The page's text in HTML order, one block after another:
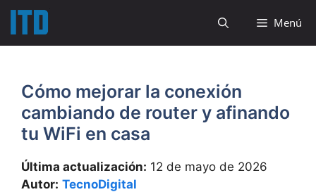
Saltar
contenido
Menú
Cómo mejorar la conexión
cambiando de router y afinando
tu WiFi en casa
Última actualización: 12 de mayo de 2026
Autor: TecnoDigital